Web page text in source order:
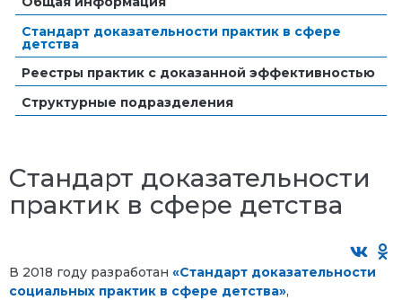
Стандарт доказательности практик в сфере
детства
Реестры практик с доказанной эффективностью
Структурные подразделения
Стандарт доказательности
практик в сфере детства
В 2018 году разработан «Стандарт доказательности
социальных практик в сфере детства»,